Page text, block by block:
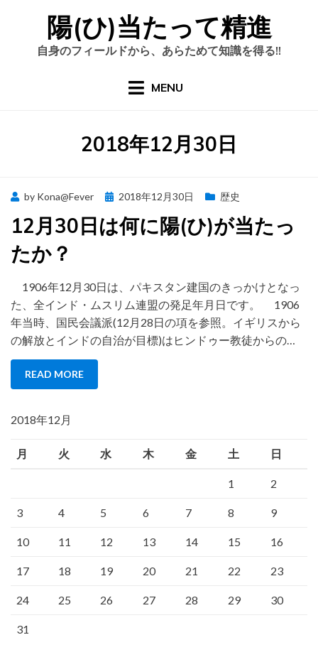
陽(ひ)当たって精進
自身のフィールドから、あらためて知識を得る!!
MENU
日
:
2018年12月30日
by Kona@Fever
Posted
2018年12月30日 歴史
12月30日は何に陽(ひ)が当たっ
たか？
1906年12月30日は、パキスタン建国のきっかけとなっ
た、全インド・ムスリム連盟の発足年月日です。 1906
年当時、国民会議派(12月28日の項を参照。イギリスから
の解放とインドの自治が目標)はヒンドゥー教徒からの…
READ MORE
2018年12月
月 火 水 木 金 土 日
1 2
3 4 5 6 7 8 9
10 11 12 13 14 15 16
17 18 19 20 21 22 23
24 25 26 27 28 29 30
31